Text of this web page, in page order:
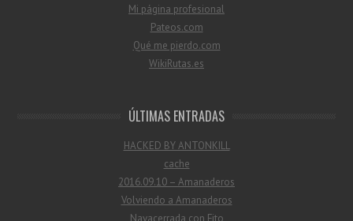
Mi página profesional
Pateos.com
Qué me pierdo.com
WikiRutas.es
ÚLTIMAS ENTRADAS
HACKED BY ANTONKILL
cache
2016.09.10 – Amanaderos
Volviendo a Amanaderos
Navacerrada con Fito